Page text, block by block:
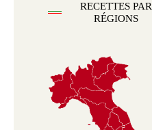
RECETTES PAR
RÉGIONS